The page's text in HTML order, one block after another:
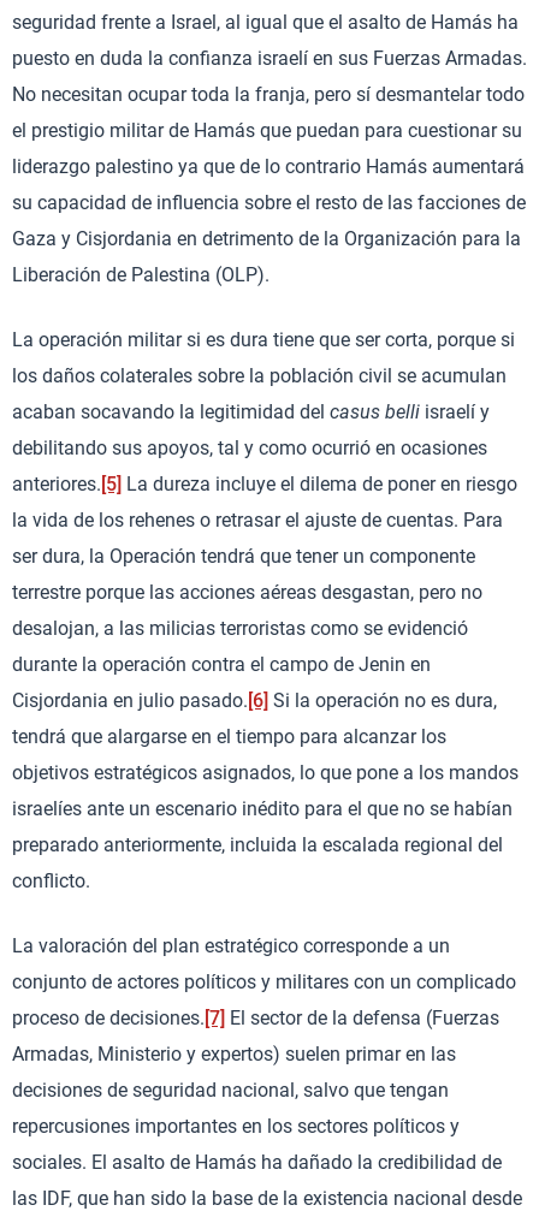
seguridad frente a Israel, al igual que el asalto de Hamás ha
puesto en duda la confianza israelí en sus Fuerzas Armadas.
No necesitan ocupar toda la franja, pero sí desmantelar todo
el prestigio militar de Hamás que puedan para cuestionar su
liderazgo palestino ya que de lo contrario Hamás aumentará
su capacidad de influencia sobre el resto de las facciones de
Gaza y Cisjordania en detrimento de la Organización para la
Liberación de Palestina (OLP).
La operación militar si es dura tiene que ser corta, porque si
los daños colaterales sobre la población civil se acumulan
acaban socavando la legitimidad del casus belli israelí y
debilitando sus apoyos, tal y como ocurrió en ocasiones
anteriores. [5] La dureza incluye el dilema de poner en riesgo
la vida de los rehenes o retrasar el ajuste de cuentas. Para
ser dura, la Operación tendrá que tener un componente
terrestre porque las acciones aéreas desgastan, pero no
desalojan, a las milicias terroristas como se evidenció
durante la operación contra el campo de Jenin en
Cisjordania en julio pasado. [6] Si la operación no es dura,
tendrá que alargarse en el tiempo para alcanzar los
objetivos estratégicos asignados, lo que pone a los mandos
israelíes ante un escenario inédito para el que no se habían
preparado anteriormente, incluida la escalada regional del
conflicto.
La valoración del plan estratégico corresponde a un
conjunto de actores políticos y militares con un complicado
proceso de decisiones. [7] El sector de la defensa (Fuerzas
Armadas, Ministerio y expertos) suelen primar en las
decisiones de seguridad nacional, salvo que tengan
repercusiones importantes en los sectores políticos y
sociales. El asalto de Hamás ha dañado la credibilidad de
las IDF, que han sido la base de la existencia nacional desde